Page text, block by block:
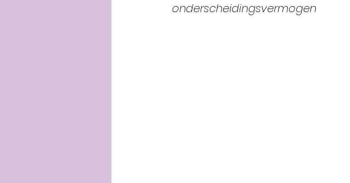
onderscheidingsvermogen